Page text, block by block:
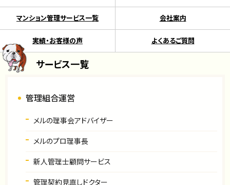
マンション管理サービス一覧 会社案内
実績・お客様の声 よくあるご質問
サービス一覧
管理組合運営
メルの理事会アドバイザー
メルのプロ理事長
新人管理士顧問サービス
管理契約見直しドクター